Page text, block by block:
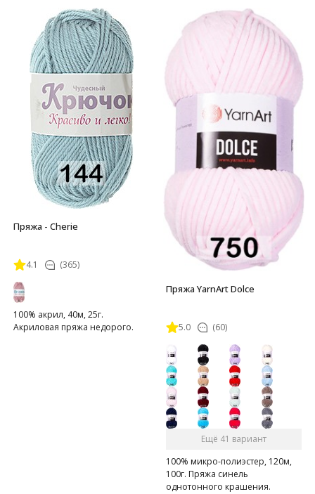
Пряжа - Cherie
4.1 (365)
100% акрил, 40м, 25г.
Акриловая пряжа недорого.
Пряжа YarnArt Dolce
5.0 (60)
Ещё 41 вариант
100% микро-полиэстер, 120м,
100г. Пряжа синель
однотонного крашения.